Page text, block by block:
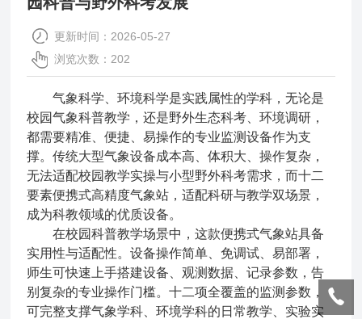
更新时间：2026-05-27
浏览次数：202
气象科学、环境科学是实践属性的学科，无论是
校园气象科普教学，还是野外生态科考、环境调研，
都需要精准、便捷、易操作的专业监测设备作为支
撑。传统大型气象设备成本高、体积大、操作复杂，
无法适配校园教学实操与小型野外科考需求，而十二
要素便携式高精度气象站，适配科研与教学双场景，
成为科教领域的优质设备。
在校园科普教学场景中，这款便携式气象站具备
实用性与适配性。设备操作简单、免调试、易部署，
师生可快速上手搭建设备、观测数据、记录参数，告
别复杂的专业操作门槛。十二项全覆盖的监测参数，
可完整支撑气象学科、环境学科的日常教学、实验实